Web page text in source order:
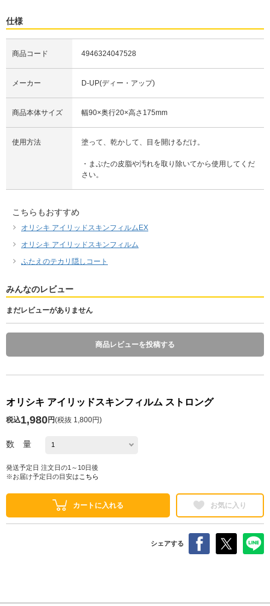
仕様
商品コード 4946324047528
メーカー D-UP(ディー・アップ)
商品本体サイズ 幅90×奥行20×高さ175mm
使用方法 塗って、乾かして、目を開けるだけ。
・まぶたの皮脂や汚れを取り除いてから使用してくだ
さい。
こちらもおすすめ
オリシキ アイリッドスキンフィルムEX
オリシキ アイリッドスキンフィルム
ふたえのテカリ隠しコート
みんなのレビュー
まだレビューがありません
商品レビューを投稿する
オリシキ アイリッドスキンフィルム ストロング
税込1,980円(税抜 1,800円)
数 量
発送予定日 注文日の1～10日後
※お届け予定日の目安は こちら
カートに入れる お気に入り
シェアする